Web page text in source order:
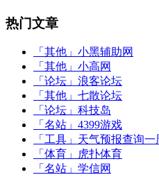
热门文章
「其他」 小黑辅助网
「其他」 小高网
「论坛」 浪客论坛
「其他」 七散论坛
「论坛」 科技岛
「名站」 4399游戏
「工具」 天气预报查询一
「体育」
虎扑体育
「名站」 学信网